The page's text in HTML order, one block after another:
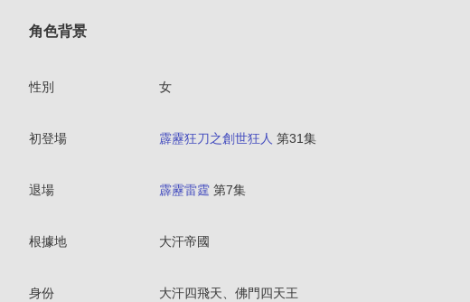
角色背景
性別 女
初登場 霹靂狂刀之創世狂人 第31集
退場 霹靂雷霆第7集
根據地 大汗帝國
身份 大汗四飛天、佛門四天王